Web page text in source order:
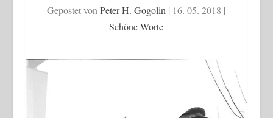
Gepostet vonPeter H. Gogolin | 16. 05. 2018 |
Schöne Worte